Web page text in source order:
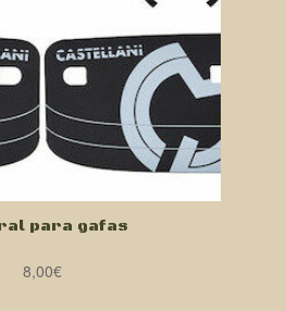
para gafas
8,00€